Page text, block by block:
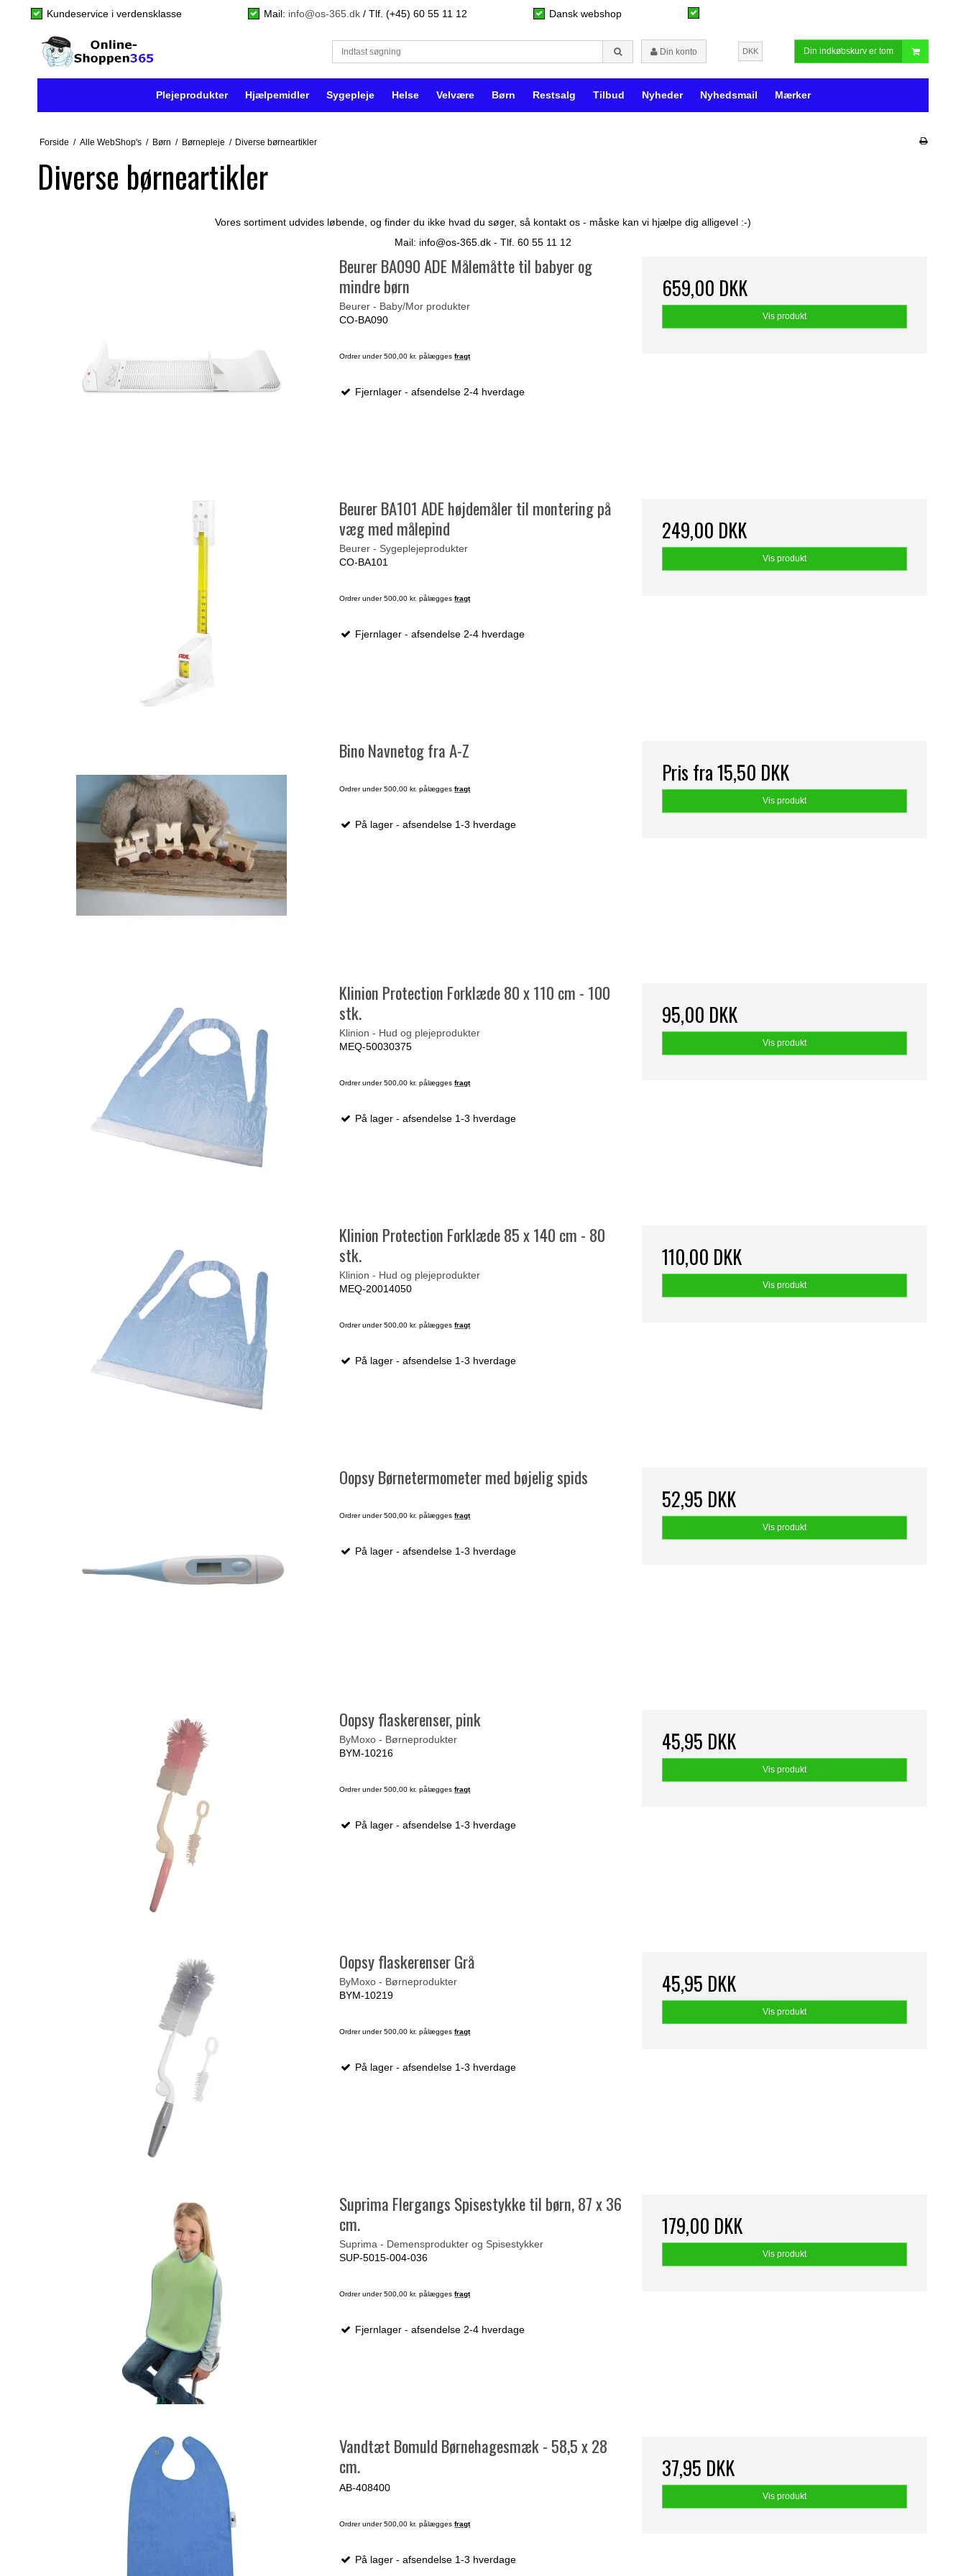
Kundeservice i verdensklasse Mail: info@os-365.dk / Tlf. (+45) 60 55 11 12 Dansk webshop
Din konto DKK Din indkøbskurv er tom
Plejeprodukter Hjælpemidler Sygepleje Helse Velvære Børn Restsalg Tilbud Nyheder Nyhedsmail Mærker
Forside / Alle WebShop's / Børn / Børnepleje / Diverse børneartikler
Diverse børneartikler
Vores sortiment udvides løbende, og finder du ikke hvad du søger, så kontakt os - måske kan vi hjælpe dig alligevel :-)
Mail: info@os-365.dk - Tlf. 60 55 11 12
Beurer BA090 ADE Målemåtte til babyer og
mindre børn
Beurer - Baby/Mor produkter
CO-BA090
Ordrer under 500,00 kr. pålæggesfragt
Fjernlager - afsendelse 2-4 hverdage
659,00 DKK
Vis produkt
Beurer BA101 ADE højdemåler til montering på
væg med målepind
Beurer - Sygeplejeprodukter
CO-BA101
Ordrer under 500,00 kr. pålæggesfragt
Fjernlager - afsendelse 2-4 hverdage
249,00 DKK
Vis produkt
Bino Navnetog fra A-Z
Ordrer under 500,00 kr. pålæggesfragt
På lager - afsendelse 1-3 hverdage
Pris fra15,50 DKK
Vis produkt
Klinion Protection Forklæde 80 x 110 cm - 100
stk.
Klinion - Hud og plejeprodukter
MEQ-50030375
Ordrer under 500,00 kr. pålæggesfragt
På lager - afsendelse 1-3 hverdage
95,00 DKK
Vis produkt
Klinion Protection Forklæde 85 x 140 cm - 80
stk.
Klinion - Hud og plejeprodukter
MEQ-20014050
Ordrer under 500,00 kr. pålæggesfragt
På lager - afsendelse 1-3 hverdage
110,00 DKK
Vis produkt
Oopsy Børnetermometer med bøjelig spids
Ordrer under 500,00 kr. pålæggesfragt
På lager - afsendelse 1-3 hverdage
52,95 DKK
Vis produkt
Oopsy flaskerenser, pink
ByMoxo - Børneprodukter
BYM-10216
Ordrer under 500,00 kr. pålæggesfragt
På lager - afsendelse 1-3 hverdage
45,95 DKK
Vis produkt
Oopsy flaskerenser Grå
ByMoxo - Børneprodukter
BYM-10219
Ordrer under 500,00 kr. pålæggesfragt
På lager - afsendelse 1-3 hverdage
45,95 DKK
Vis produkt
Suprima Flergangs Spisestykke til børn, 87 x 36
cm.
Suprima - Demensprodukter og Spisestykker
SUP-5015-004-036
Ordrer under 500,00 kr. pålæggesfragt
Fjernlager - afsendelse 2-4 hverdage
179,00 DKK
Vis produkt
Vandtæt Bomuld Børnehagesmæk - 58,5 x 28
cm.
AB-408400
Ordrer under 500,00 kr. pålæggesfragt
På lager - afsendelse 1-3 hverdage
37,95 DKK
Vis produkt